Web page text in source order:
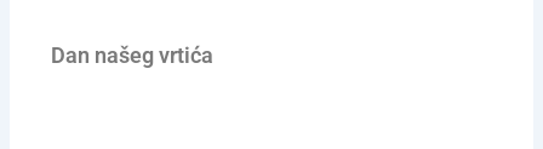
Dan našeg vrtića